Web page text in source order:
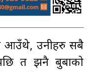
आउँथे, उनीहरु सबै
त झनै बुबाको